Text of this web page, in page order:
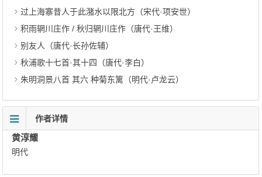
过上海寨昔人于此潴水以限北方（宋代·项安世）
积雨辋川庄作 / 秋归辋川庄作（唐代·王维）
别友人（唐代·长孙佐辅）
秋浦歌十七首·其十四（唐代·李白）
朱明洞景八首 其六 种菊东篱（明代·卢龙云）
作者详情
黄淳耀
明代